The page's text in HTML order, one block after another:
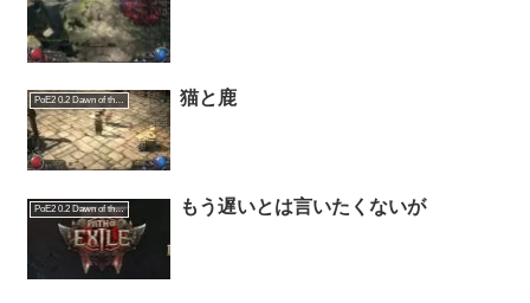
PoE2 0.2 Dawn of the Hunt 猫と鹿
PoE2 0.2 Dawn of the Hunt もう遅いとは言いたくないが